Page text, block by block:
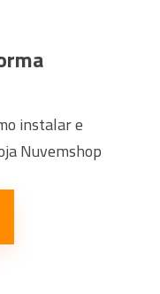
instalar e
Nuvemshop